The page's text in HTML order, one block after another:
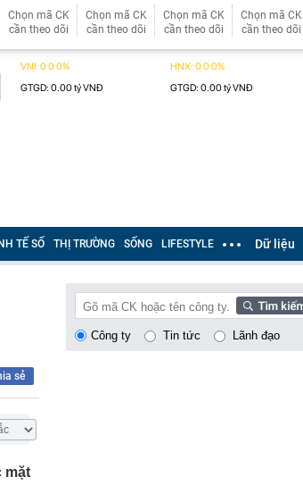
Chọn mã CK
cần theo dõi
Chọn mã CK
cần theo dõi
Chọn mã CK
cần theo dõi
Chọn mã CK
cần theo dõi
TẾ SỐ THỊ TRƯỜNG SỐNG LIFESTYLE Dữ liệu
sẻ
mặt
Công ty Tin tức Lãnh đạo